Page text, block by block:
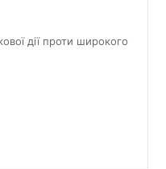
дії проти широкого